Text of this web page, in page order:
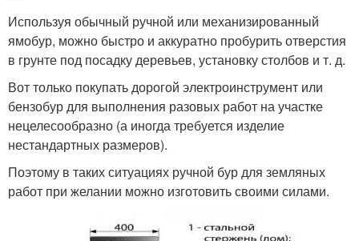
Используя обычный ручной или механизированный
ямобур, можно быстро и аккуратно пробурить отверстия
в грунте под посадку деревьев, установку столбов и т. д.
Вот только покупать дорогой электроинструмент или
бензобур для выполнения разовых работ на участке
нецелесообразно (а иногда требуется изделие
нестандартных размеров).
Поэтому в таких ситуациях ручной бур для земляных
работ при желании можно изготовить своими силами.